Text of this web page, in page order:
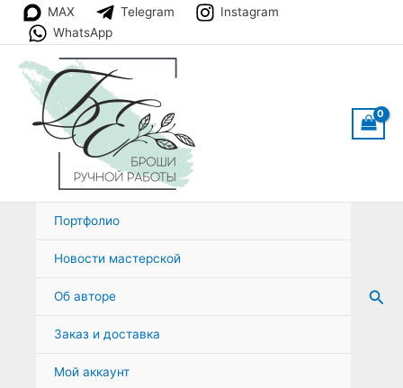
Перейти
содержимому
MAX Telegram
Instagram
WhatsApp
Портфолио
Новости мастерской
Об авторе
Заказ и доставка
Мой аккаунт